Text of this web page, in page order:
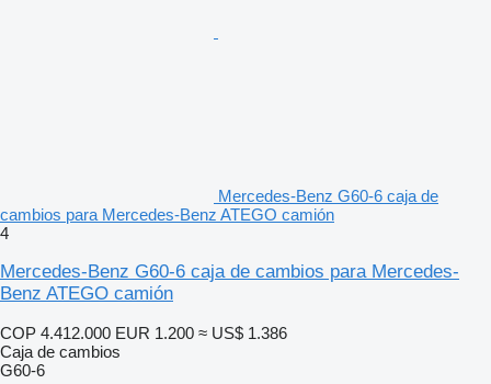
Mercedes-Benz G60-6 caja de
cambios para Mercedes-Benz ATEGO camión
4
Mercedes-Benz G60-6 caja de cambios para Mercedes-
Benz ATEGO camión
COP 4.412.000 EUR 1.200 ≈ US$ 1.386
Caja de cambios
G60-6